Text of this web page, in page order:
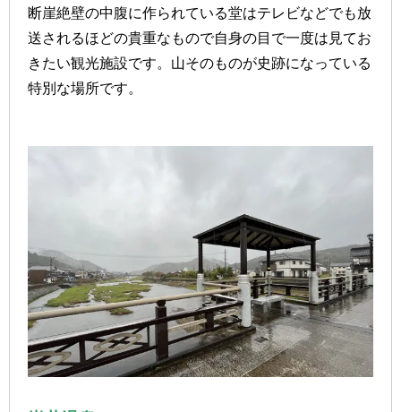
断崖絶壁の中腹に作られている堂はテレビなどでも放
送されるほどの貴重なもので自身の目で一度は見てお
きたい観光施設です。山そのものが史跡になっている
特別な場所です。